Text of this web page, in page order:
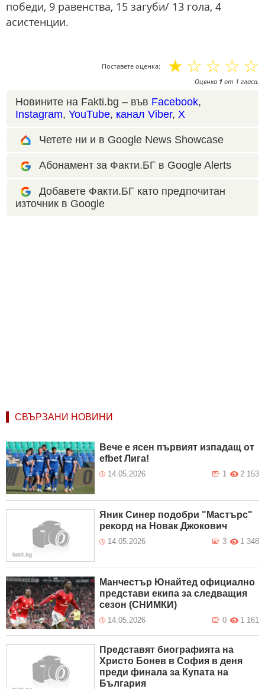
победи, 9 равенства, 15 загуби/ 13 гола, 4
асистенции.
Поставете оценка: ☆
☆
☆
☆
☆
Оценка 1 от 1 гласа.
Новините на Fakti.bg – във Facebook,
Instagram, YouTube, канал Viber, X
Четете ни и в Google News Showcase
Абонамент за Факти.БГ в Google Alerts
Добавете Факти.БГ като предпочитан
източник в Google
СВЪРЗАНИ НОВИНИ
Вече е ясен първият изпадащ от
efbet Лига!
14.05.2026 2 153
1
Яник Синер подобри "Мастърс"
рекорд на Новак Джокович
14.05.2026 1 348
3
Манчестър Юнайтед официално
представи екипа за следващия
сезон (СНИМКИ)
14.05.2026 1 161
0
Представят биографията на
Христо Бонев в София в деня
преди финала за Купата на
България